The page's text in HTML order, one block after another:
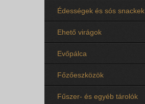
Édességek és sós snackek
Ehető virágok
Evőpálca
Főzőeszközök
Fűszer- és egyéb tárolók